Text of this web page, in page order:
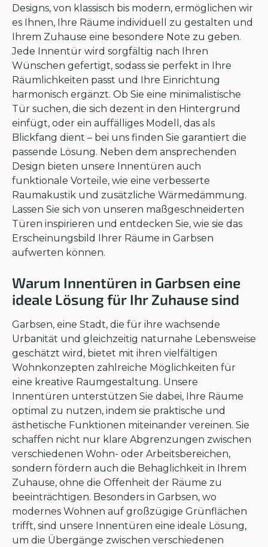
Designs, von klassisch bis modern, ermöglichen wir
es Ihnen, Ihre Räume individuell zu gestalten und
Ihrem Zuhause eine besondere Note zu geben.
Jede Innentür wird sorgfältig nach Ihren
Wünschen gefertigt, sodass sie perfekt in Ihre
Räumlichkeiten passt und Ihre Einrichtung
harmonisch ergänzt. Ob Sie eine minimalistische
Tür suchen, die sich dezent in den Hintergrund
einfügt, oder ein auffälliges Modell, das als
Blickfang dient – bei uns finden Sie garantiert die
passende Lösung. Neben dem ansprechenden
Design bieten unsere Innentüren auch
funktionale Vorteile, wie eine verbesserte
Raumakustik und zusätzliche Wärmedämmung.
Lassen Sie sich von unseren maßgeschneiderten
Türen inspirieren und entdecken Sie, wie sie das
Erscheinungsbild Ihrer Räume in Garbsen
aufwerten können.
Warum Innentüren in Garbsen eine
ideale Lösung für Ihr Zuhause sind
Garbsen, eine Stadt, die für ihre wachsende
Urbanität und gleichzeitig naturnahe Lebensweise
geschätzt wird, bietet mit ihren vielfältigen
Wohnkonzepten zahlreiche Möglichkeiten für
eine kreative Raumgestaltung. Unsere
Innentüren unterstützen Sie dabei, Ihre Räume
optimal zu nutzen, indem sie praktische und
ästhetische Funktionen miteinander vereinen. Sie
schaffen nicht nur klare Abgrenzungen zwischen
verschiedenen Wohn- oder Arbeitsbereichen,
sondern fördern auch die Behaglichkeit in Ihrem
Zuhause, ohne die Offenheit der Räume zu
beeinträchtigen. Besonders in Garbsen, wo
modernes Wohnen auf großzügige Grünflächen
trifft, sind unsere Innentüren eine ideale Lösung,
um die Übergänge zwischen verschiedenen